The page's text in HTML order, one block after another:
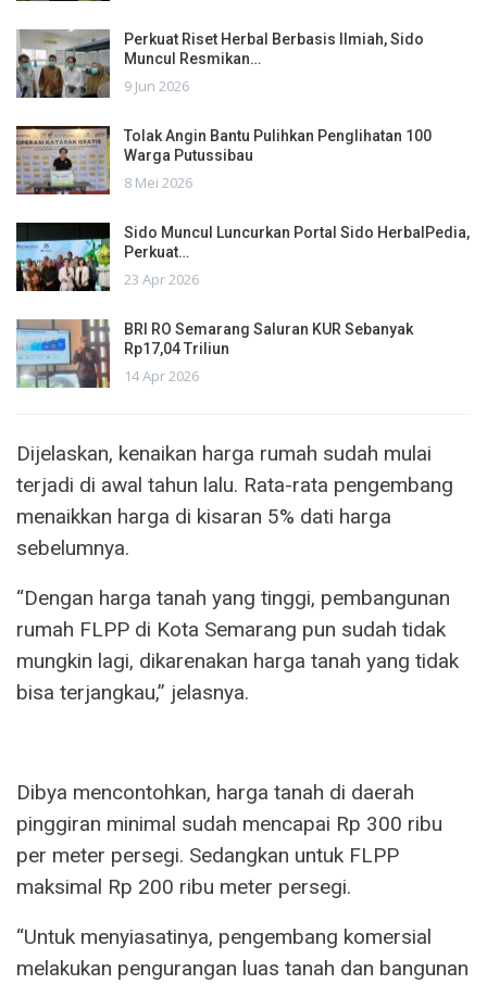
Perkuat Riset Herbal Berbasis Ilmiah, Sido
Muncul Resmikan…
9 Jun 2026
Tolak Angin Bantu Pulihkan Penglihatan 100
Warga Putussibau
8 Mei 2026
Sido Muncul Luncurkan Portal Sido HerbalPedia,
Perkuat…
23 Apr 2026
BRI RO Semarang Saluran KUR Sebanyak
Rp17,04 Triliun
14 Apr 2026
Dijelaskan, kenaikan harga rumah sudah mulai
terjadi di awal tahun lalu. Rata-rata pengembang
menaikkan harga di kisaran 5% dati harga
sebelumnya.
“Dengan harga tanah yang tinggi, pembangunan
rumah FLPP di Kota Semarang pun sudah tidak
mungkin lagi, dikarenakan harga tanah yang tidak
bisa terjangkau,” jelasnya.
Dibya mencontohkan, harga tanah di daerah
pinggiran minimal sudah mencapai Rp 300 ribu
per meter persegi. Sedangkan untuk FLPP
maksimal Rp 200 ribu meter persegi.
“Untuk menyiasatinya, pengembang komersial
melakukan pengurangan luas tanah dan bangunan